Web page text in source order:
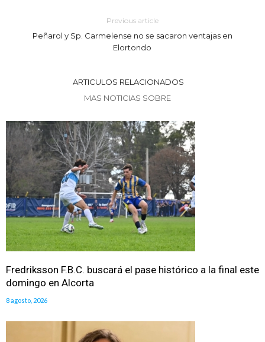
Previous article
Peñarol y Sp. Carmelense no se sacaron ventajas en
Elortondo
ARTICULOS RELACIONADOS
MAS NOTICIAS SOBRE
Fredriksson F.B.C. buscará el pase histórico a la final este
domingo en Alcorta
8 agosto, 2026